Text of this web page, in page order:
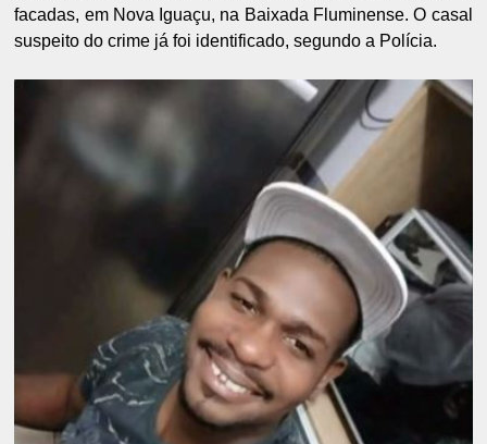
facadas, em Nova Iguaçu, na Baixada Fluminense. O casal
suspeito do crime já foi identificado, segundo a Polícia.